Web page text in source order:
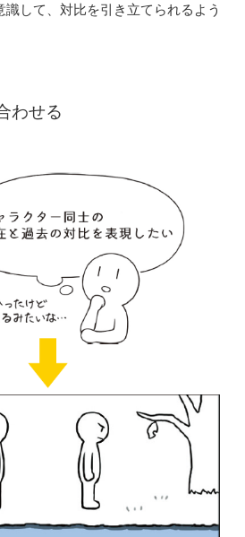
して、対比を引き立てられるよう
わせる